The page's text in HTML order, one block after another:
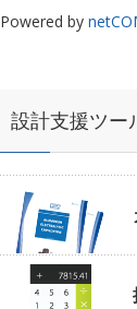
Powered by
設計支援ツー